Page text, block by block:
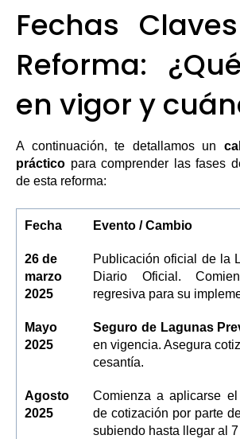
Fechas
Reforma:
en vigor y
A continuación, te detallamos un
práctico para comprender las fases
de esta reforma:
Fecha Evento / Cambio
26 de
marzo
2025
Publicación oficial de la
Diario Oficial.
regresiva para su
Mayo
2025
Seguro de Lagunas
en vigencia. Asegura
cesantía.
Agosto
2025
Comienza a aplicarse el
de cotización por parte
subiendo hasta llegar al 7